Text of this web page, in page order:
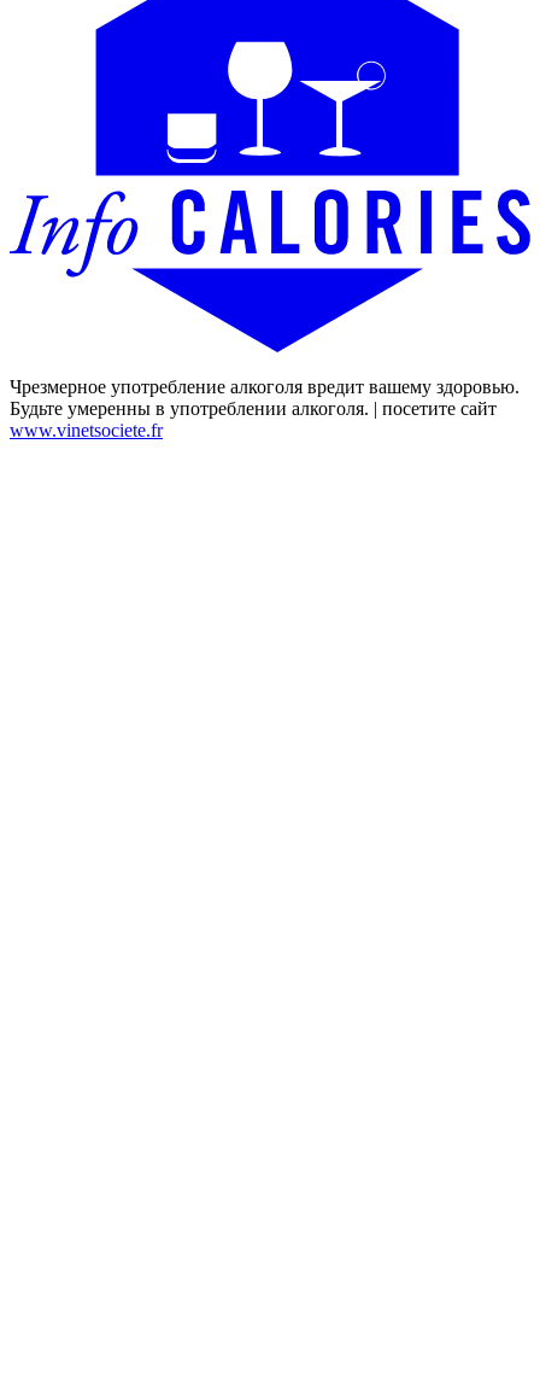
Чрезмерное употребление алкоголя вредит вашему здоровью.
Будьте умеренны в употреблении алкоголя. | посетите сайт
www.vinetsociete.fr